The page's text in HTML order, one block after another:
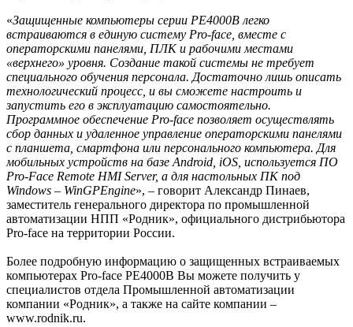
«Защищенные компьютеры серии PE4000В легко
встраиваются в единую систему Pro-face, вместе с
операторскими панелями, ПЛК и рабочими местами
«верхнего» уровня. Создание такой системы не требует
специального обучения персонала. Достаточно лишь описать
технологический процесс, и вы сможете настроить и
запустить его в эксплуатацию самостоятельно.
Программное обеспечение Pro-face позволяет осуществлять
сбор данных и удаленное управление операторскими панелями
с планшета, смартфона или персонального компьютера. Для
мобильных устройств на базе Android, iOS, используется ПО
Pro-Face Remote HMI Server, а для настольных ПК под
Windows – WinGPEngine», – говорит Александр Пинаев,
заместитель генерального директора по промышленной
автоматизации НПП «Родник», официального дистрибьютора
Pro-face на территории России.
Более подробную информацию о защищенных встраиваемых
компьютерах Pro-face PE4000В Вы можете получить у
специалистов отдела Промышленной автоматизации
компании «Родник», а также на сайте компании –
www.rodnik.ru.